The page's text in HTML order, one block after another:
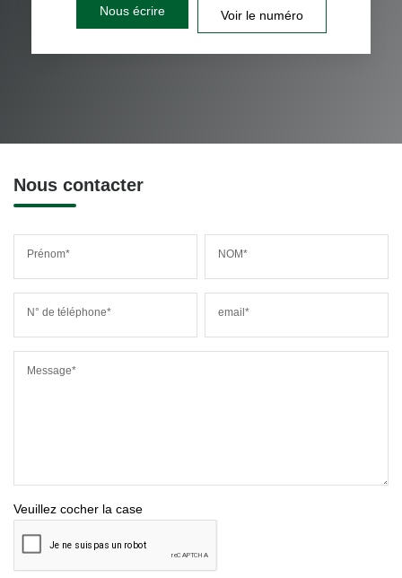
Nous écrire Voir le numéro
Nous contacter
Prénom* NOM*
N° de téléphone* email*
Message*
Veuillez cocher la case